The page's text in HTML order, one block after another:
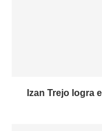
Izan Trejo logra